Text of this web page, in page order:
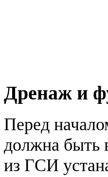
Дренаж и
Перед
должна быть
из ГСИ